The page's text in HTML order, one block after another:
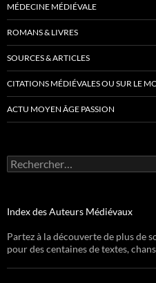
MÉDECINE MÉDIÉVALE
ROMANS & LIVRES
SOURCES & ARTICLES
CITATIONS MÉDIÉVALES OU SUR LE
ACTU MOYEN ÂGE PASSION
Rechercher :
Index des Auteurs Médiévaux
Partez à la découverte de plus de
pour des centaines de textes,